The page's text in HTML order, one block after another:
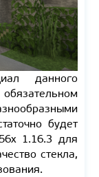
данного
будет
1.16.3 для
стекла,